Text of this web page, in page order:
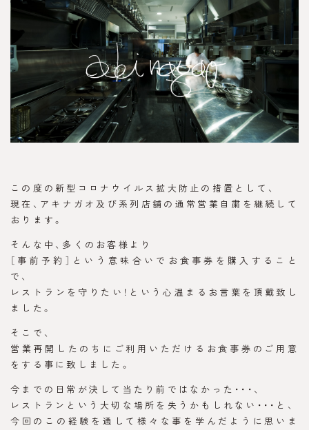
この度の新型コロナウイルス拡大防止の措置として、
現在、アキナガオ及び系列店舗の通常営業自粛を継続して
おります。
そんな中、多くのお客様より
［事前予約］という意味合いでお食事券を購入すること
で、
レストランを守りたい！という心温まるお言葉を頂戴致し
ました。
そこで、
営業再開したのちにご利用いただけるお食事券のご用意
をする事に致しました。
今までの日常が決して当たり前ではなかった・・・、
レストランという大切な場所を失うかもしれない・・・と、
今回のこの経験を通して様々な事を学んだように思いま